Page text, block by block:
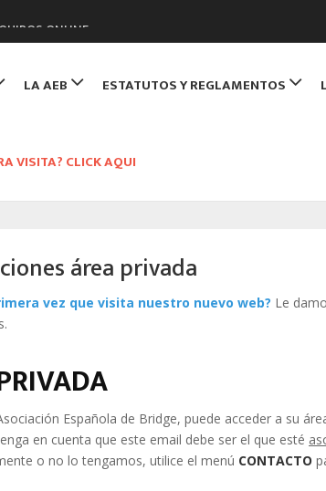
ONLINE
Actualización de Monitores de Bridge
REVISTA
TORNEOS FUNBRIDGE
LA AEB ESTATUTOS Y REGLAMENTOS
VISITA? CLICK AQUI
área privada
vez que visita nuestro nuevo web? Le
Española de Bridge, puede acceder a su
en cuenta que este email debe ser el que esté
o no lo tengamos, utilice el menú CONTACTO